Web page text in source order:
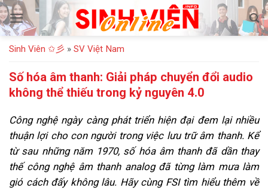
Bỏ
qua
nội
dung
Sinh Viên ✩彡 » SV Việt Nam
Số hóa âm thanh: Giải pháp chuyển đổi audio
không thể thiếu trong kỷ nguyên 4.0
Công nghệ ngày càng phát triển hiện đại đem lại nhiều
thuận lợi cho con người trong việc lưu trữ âm thanh. Kể
từ sau những năm 1970, số hóa âm thanh đã dần thay
thế công nghệ âm thanh analog đã từng làm mưa làm
gió cách đấy không lâu. Hãy cùng FSI tìm hiểu thêm về